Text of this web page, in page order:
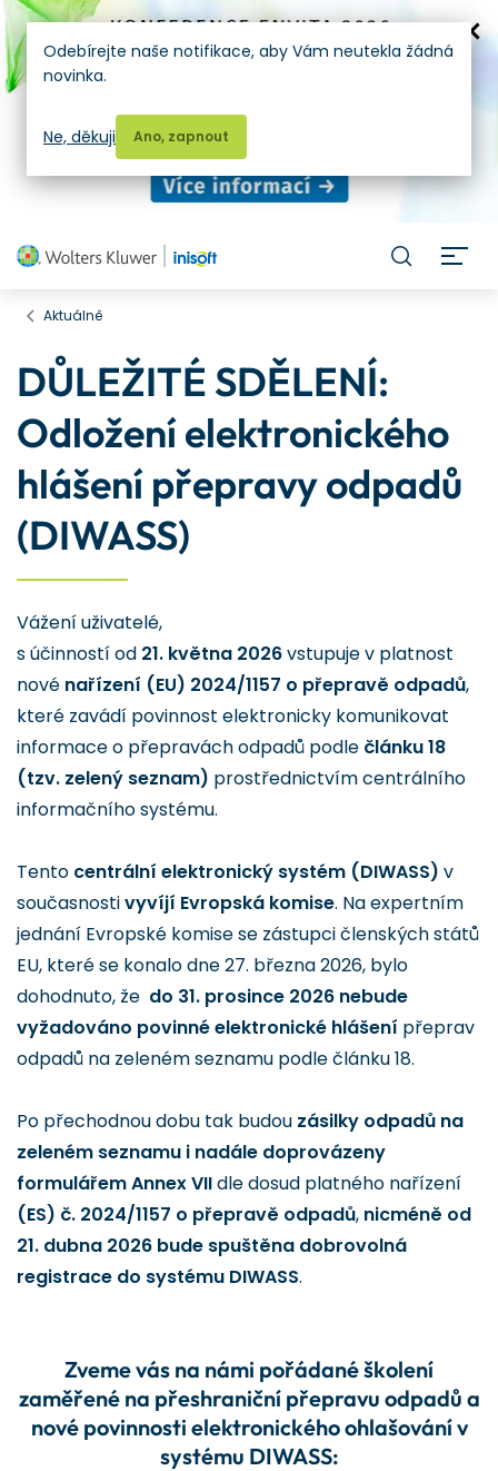
Aktuálně
DŮLEŽITÉ SDĚLENÍ:
Odložení elektronického
hlášení přepravy odpadů
(DIWASS)
Vážení uživatelé,
s účinností od 21. května 2026vstupuje v platnost
nové nařízení (EU) 2024/1157 o přepravě odpadů,
které zavádí povinnost elektronicky komunikovat
informace o přepravách odpadů podle článku 18
(tzv. zelený seznam) prostřednictvím centrálního
informačního systému.
Tento centrální elektronický systém (DIWASS) v
současnostivyvíjí Evropská komise. Na expertním
jednání Evropské komise se zástupci členských států
EU, které se konalo dne 27. března 2026, bylo
dohodnuto, že do 31. prosince 2026 nebude
vyžadováno povinné elektronické hlášení přeprav
odpadů na zeleném seznamu podle článku 18.
Po přechodnou dobu tak budou zásilky odpadů na
zeleném seznamu i nadále doprovázeny
formulářem Annex VIIdle dosud platného nařízení
(ES) č. 2024/1157 o přepravě odpadů, nicméně od
21. dubna 2026 bude spuštěna dobrovolná
registrace do systému DIWASS.
Zveme vás na námi pořádané školení
zaměřené na přeshraniční přepravu odpadů a
nové povinnosti elektronického ohlašování v
systému DIWASS:
Odebírejte naše notifikace, aby Vám neutekla žádná
novinka.
Ano, zapnout
Ne, děkuji